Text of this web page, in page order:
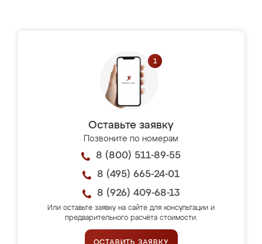
Оставьте заявку
Позвоните по номерам
8 (800) 511-89-55
8 (495) 665-24-01
8 (926) 409-68-13
Или оставьте заявку на сайте для консультации и
предварительного расчёта стоимости.